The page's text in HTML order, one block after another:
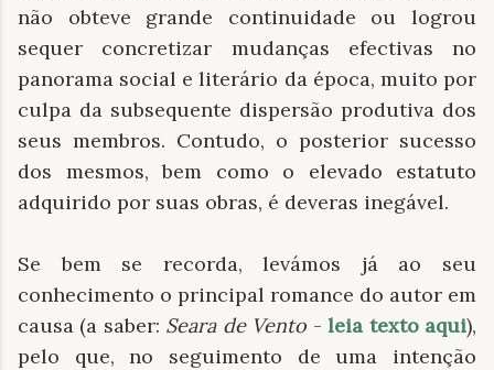
não obteve grande continuidade ou logrou
sequer concretizar mudanças efectivas no
panorama social e literário da época, muito por
culpa da subsequente dispersão produtiva dos
seus membros. Contudo, o posterior sucesso
dos mesmos, bem como o elevado estatuto
adquirido por suas obras, é deveras inegável.
Se bem se recorda, levámos já ao seu
conhecimento o principal romance do autor em
causa (a saber: Seara de Vento -leia texto aqui),
pelo que, no seguimento de uma intenção